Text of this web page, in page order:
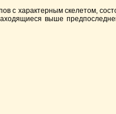
с характерным скелетом,
выше